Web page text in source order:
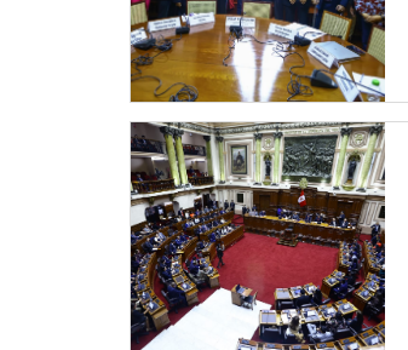
empleabilidad futura».
Durante el debate
respaldo a la proyectada norma,
verdaderamente inclusivo. Sin
normativa con la reciente Ley
Por su parte, la congresista
Ante ello, la congresista
comisiones correspondientes.
OFICINA DE COMUNICACIONES